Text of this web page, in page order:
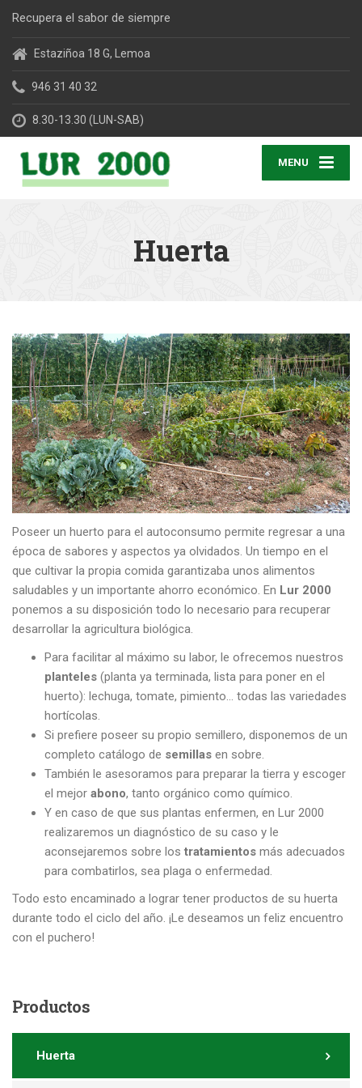
Recupera el sabor de siempre
Estaziñoa 18 G, Lemoa
946 31 40 32
8.30-13.30 (LUN-SAB)
MENU
Huerta
Poseer un huerto para el autoconsumo permite regresar a una
época de sabores y aspectos ya olvidados. Un tiempo en el
que cultivar la propia comida garantizaba unos alimentos
saludables y un importante ahorro económico. En Lur 2000
ponemos a su disposición todo lo necesario para recuperar
desarrollar la agricultura biológica.
Para facilitar al máximo su labor, le ofrecemos nuestros
planteles (planta ya terminada, lista para poner en el
huerto): lechuga, tomate, pimiento… todas las variedades
hortícolas.
Si prefiere poseer su propio semillero, disponemos de un
completo catálogo de semillas en sobre.
También le asesoramos para preparar la tierra y escoger
el mejor abono, tanto orgánico como químico.
Y en caso de que sus plantas enfermen, en Lur 2000
realizaremos un diagnóstico de su caso y le
aconsejaremos sobre los tratamientos más adecuados
para combatirlos, sea plaga o enfermedad.
Todo esto encaminado a lograr tener productos de su huerta
durante todo el ciclo del año. ¡Le deseamos un feliz encuentro
con el puchero!
Productos
Huerta